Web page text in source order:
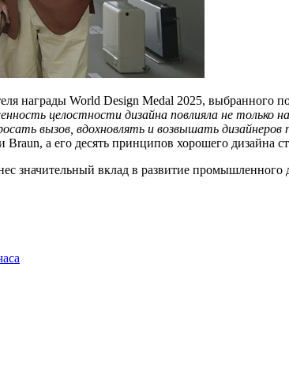
награды World Design Medal 2025, выбранного
целостности дизайна повлияла не
вызов, вдохновлять и возвышать дизайнеров
а его десять принципов хорошего дизайна
значительный вклад в развитие промышленного